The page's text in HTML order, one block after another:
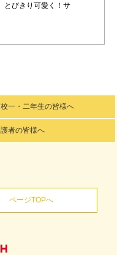
とびきり可愛く！サ
一・二年生の皆様へ
者の皆様へ
ページTOPへ